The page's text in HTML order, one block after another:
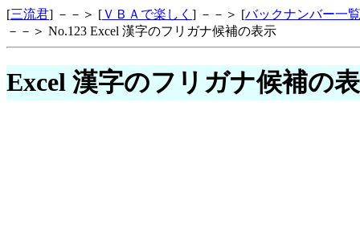
[三流君] －－＞ [ＶＢＡで楽しく ] －－＞ [バックナンバー一覧
－－＞ No.123 Excel 漢字のフリガナ候補の表示
Excel 漢字のフリガナ候補の